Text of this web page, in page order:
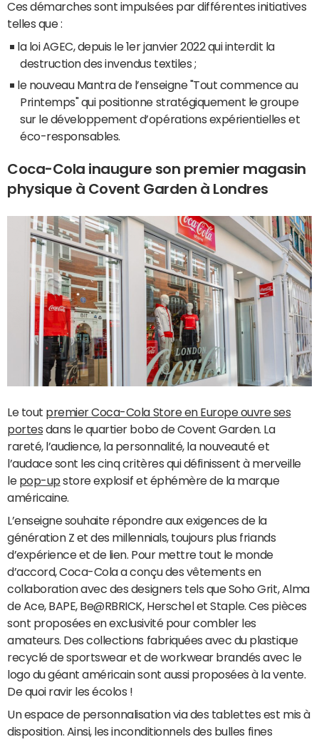
Ces démarches sont impulsées par différentes initiatives
telles que :
la loi AGEC, depuis le 1er janvier 2022 qui interdit la
destruction des invendus textiles ;
le nouveau Mantra de l’enseigne "Tout commence au
Printemps" qui positionne stratégiquement le groupe
sur le développement d’opérations expérientielles et
éco-responsables.
Coca-Cola inaugure son premier magasin
physique à Covent Garden à Londres
Le tout premier Coca-Cola Store en Europe ouvre ses
portes dans le quartier bobo de Covent Garden. La
rareté, l’audience, la personnalité, la nouveauté et
l’audace sont les cinq critères qui définissent à merveille
le pop-up store explosif et éphémère de la marque
américaine.
L’enseigne souhaite répondre aux exigences de la
génération Z et des millennials, toujours plus friands
d’expérience et de lien. Pour mettre tout le monde
d’accord, Coca-Cola a conçu des vêtements en
collaboration avec des designers tels que Soho Grit, Alma
de Ace, BAPE, Be@RBRICK, Herschel et Staple. Ces pièces
sont proposées en exclusivité pour combler les
amateurs. Des collections fabriquées avec du plastique
recyclé de sportswear et de workwear brandés avec le
logo du géant américain sont aussi proposées à la vente.
De quoi ravir les écolos !
Un espace de personnalisation via des tablettes est mis à
disposition. Ainsi, les inconditionnels des bulles fines